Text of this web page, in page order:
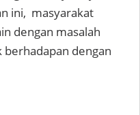
ini, masyarakat
dengan masalah
dengan